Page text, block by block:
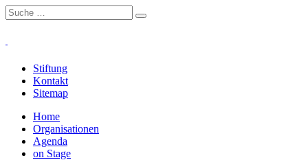
Stiftung
Kontakt
Sitemap
Home
Organisationen
Agenda
on Stage